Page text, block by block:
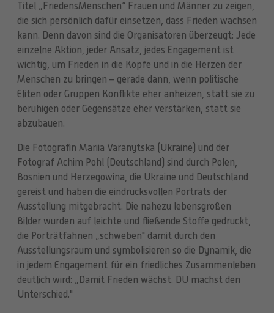
Titel „FriedensMenschen“ Frauen und Männer zu zeigen,
die sich persönlich dafür einsetzen, dass Frieden wachsen
kann. Denn davon sind die Organisatoren überzeugt: Jede
einzelne Aktion, jeder Ansatz, jedes Engagement ist
wichtig, um Frieden in die Köpfe und in die Herzen der
Menschen zu bringen – gerade dann, wenn politische
Eliten oder Gruppen Konflikte eher anheizen, statt sie zu
beruhigen oder Gegensätze eher verstärken, statt sie
abzubauen.
Die Fotografin Mariia Varanytska (Ukraine) und der
Fotograf Achim Pohl (Deutschland) sind durch Polen,
Bosnien und Herzegowina, die Ukraine und Deutschland
gereist und haben die eindrucksvollen Porträts der
Ausstellung mitgebracht. Die nahezu lebensgroßen
Bilder wurden auf leichte und fließende Stoffe gedruckt,
die Porträtfahnen „schweben" damit durch den
Ausstellungsraum und symbolisieren so die Dynamik, die
in jedem Engagement für ein friedliches Zusammenleben
deutlich wird: „Damit Frieden wächst. DU machst den
Unterschied."